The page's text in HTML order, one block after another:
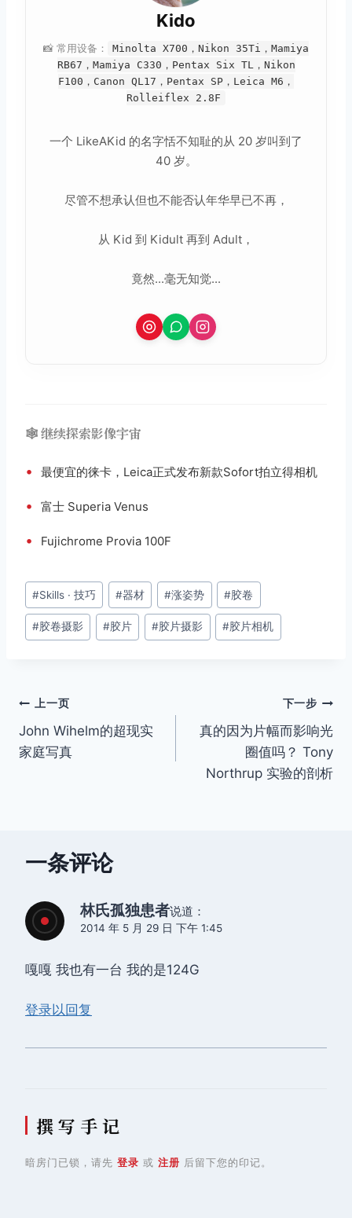
Kido
📸 常用设备：
Minolta X700，Nikon 35Ti，Mamiya
RB67，Mamiya C330，Pentax Six TL，Nikon
F100，Canon QL17，Pentax SP，Leica M6，
Rolleiflex 2.8F
一个 LikeAKid 的名字恬不知耻的从 20 岁叫到了
40 岁。
尽管不想承认但也不能否认年华早已不再，
从 Kid 到 Kidult 再到 Adult，
竟然...毫无知觉...
🕸️ 继续探索影像宇宙
• 最便宜的徕卡，Leica正式发布新款Sofort拍立得相机
• 富士 Superia Venus
• Fujichrome Provia 100F
文
章
标
#Skills · 技巧 #器材 #涨姿势 #胶卷
#胶卷摄影 #胶片 #胶片摄影 #胶片相机
文
章
上一页
John Wihelm的超现实
家庭写真
下一步
真的因为片幅而影响光
圈值吗？ Tony
Northrup 实验的剖析
一条评论
林氏孤独患者说道：
2014 年 5 月 29 日 下午 1:45
嘎嘎 我也有一台 我的是124G
登录以回复
撰 写 手 记
暗房门已锁，请先 登录 或 注册 后留下您的印记。